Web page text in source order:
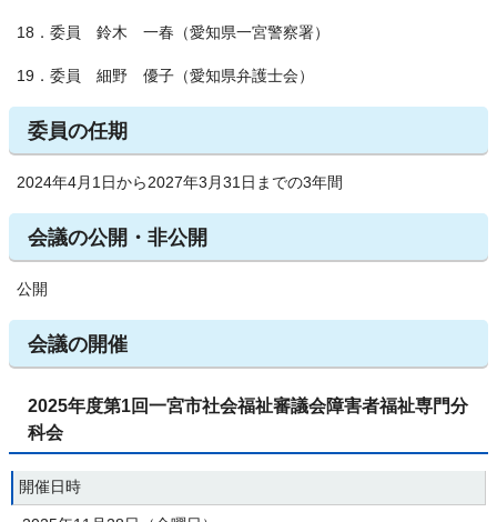
18．委員 鈴木 一春（愛知県一宮警察署）
19．委員 細野 優子（愛知県弁護士会）
委員の任期
2024年4月1日から2027年3月31日までの3年間
会議の公開・非公開
公開
会議の開催
2025年度第1回一宮市社会福祉審議会障害者福祉専門分
科会
開催日時